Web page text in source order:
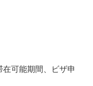
在可能期間、ビザ申